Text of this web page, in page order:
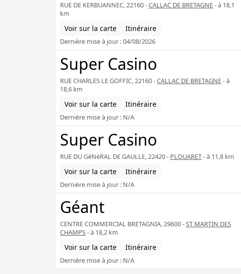
RUE DE KERBUANNEC, 22160 -CALLAC DE BRETAGNE- à 18,1
km
Voir sur la carte Itinéraire
Dernière mise à jour : 04/08/2026
Super Casino
RUE CHARLES LE GOFFIC, 22160 -CALLAC DE BRETAGNE- à
18,6 km
Voir sur la carte Itinéraire
Dernière mise à jour : N/A
Super Casino
RUE DU GéNéRAL DE GAULLE, 22420 - PLOUARET- à 11,8 km
Voir sur la carte Itinéraire
Dernière mise à jour : N/A
Géant
CENTRE COMMERCIAL BRETAGNIA, 29600 -ST MARTIN DES
CHAMPS- à 18,2 km
Voir sur la carte Itinéraire
Dernière mise à jour : N/A